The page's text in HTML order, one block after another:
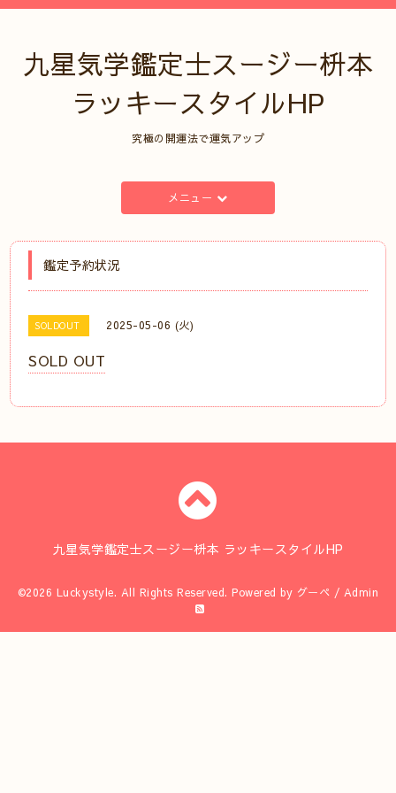
九星気学鑑定士スージー枡本
ラッキースタイルHP
究極の開運法で運気アップ
メニュー
鑑定予約状況
SOLDOUT 2025-05-06 (火)
SOLD OUT
九星気学鑑定士スージー枡本 ラッキースタイルHP
©2026 Luckystyle. All Rights Reserved. Powered by グーペ / Admin